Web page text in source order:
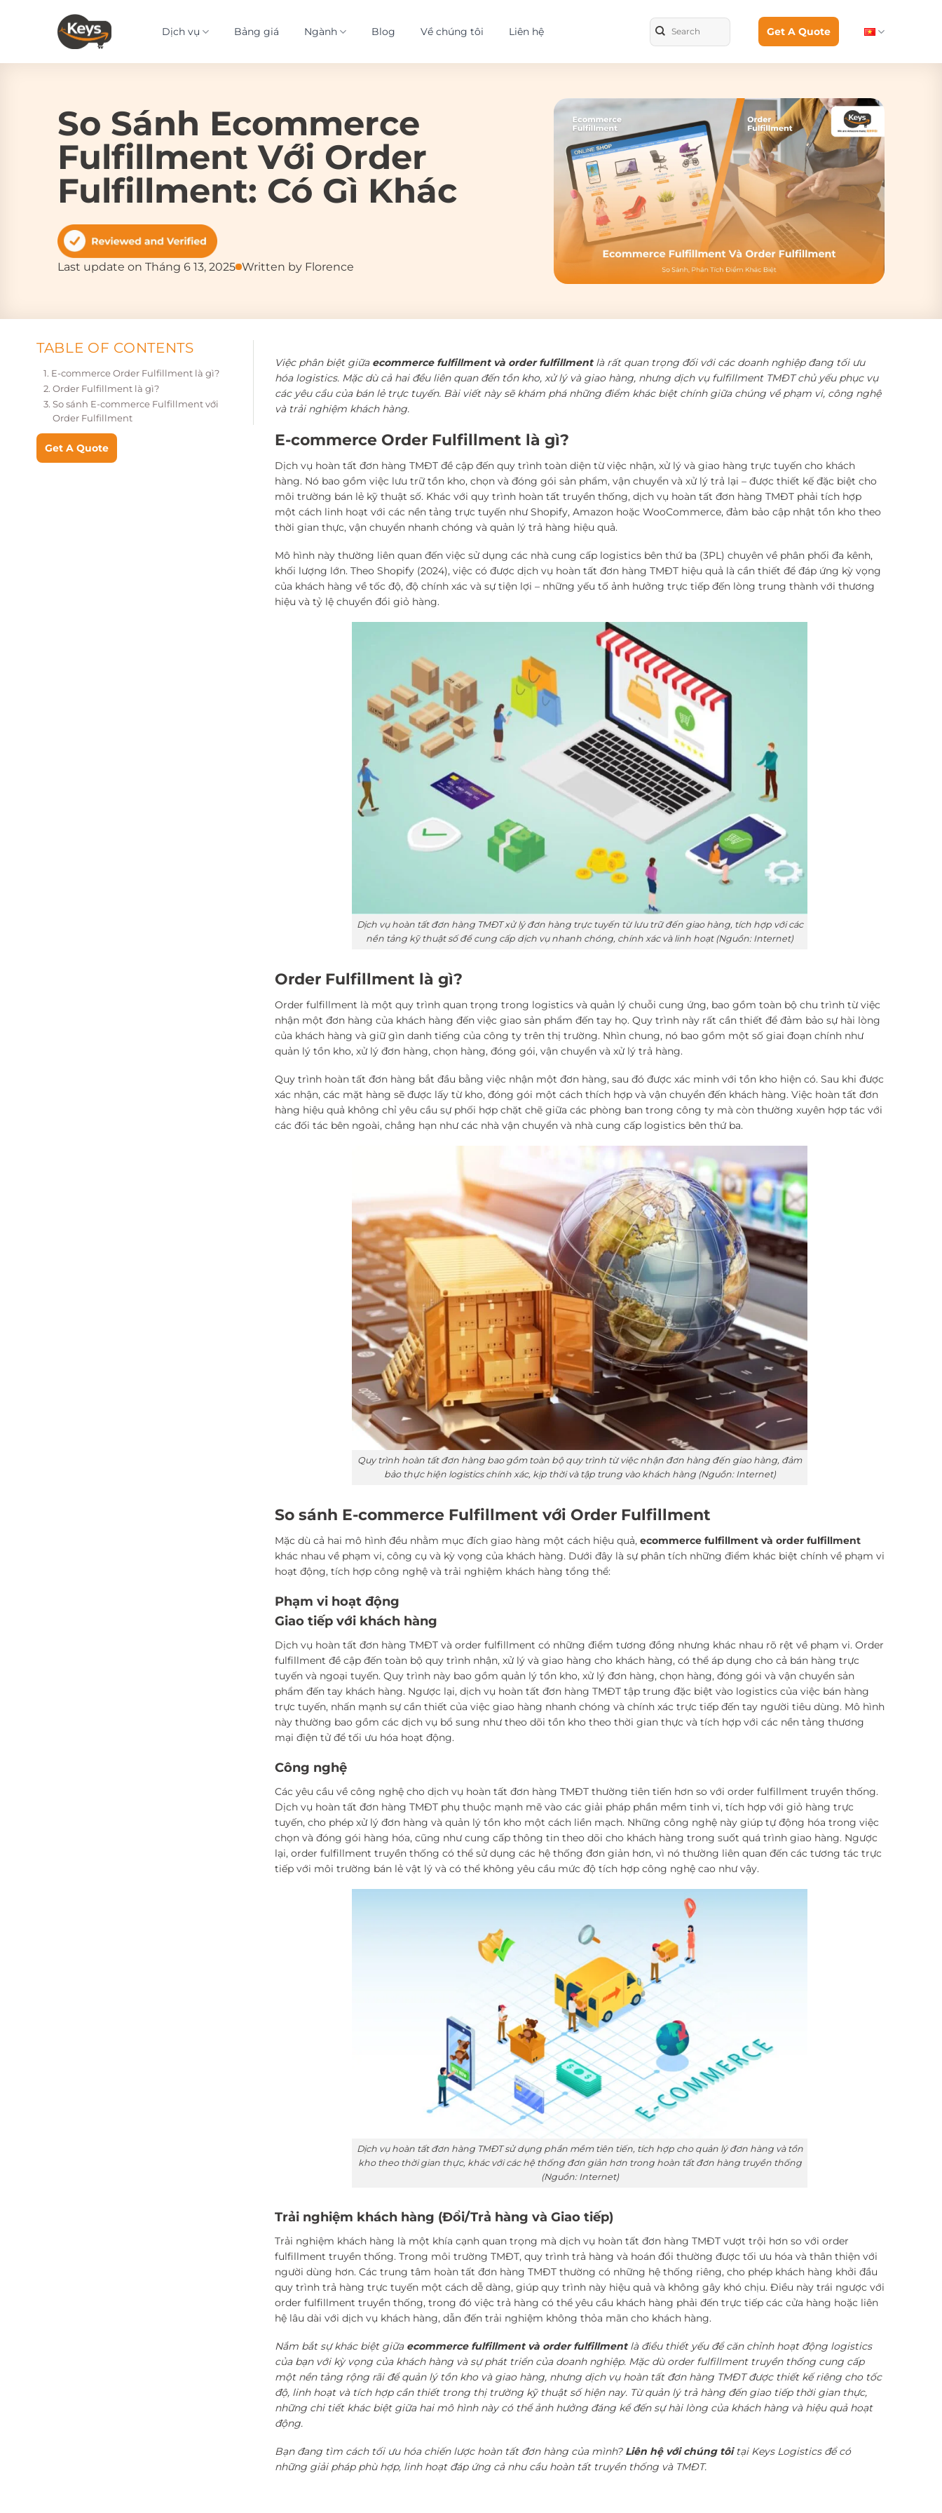
Dịch vụ Bảng giá Ngành Blog Về chúng tôi Liên hệ Get A Quote
So Sánh Ecommerce
Fulfillment Với Order
Fulfillment: Có Gì Khác
Last update on Tháng 6 13, 2025 Written by Florence
TABLE OF CONTENTS
E-commerce Order Fulfillment là gì?
Order Fulfillment là gì?
So sánh E-commerce Fulfillment với
Order Fulfillment
Get A Quote
Việc phân biệt giữa ecommerce fulfillment và order fulfillmentlà rất quan trọng đối với các doanh nghiệp đang tối ưu
hóa logistics. Mặc dù cả hai đều liên quan đến tồn kho, xử lý và giao hàng, nhưng dịch vụ fulfillment TMĐT chủ yếu phục vụ
các yêu cầu của bán lẻ trực tuyến. Bài viết này sẽ khám phá những điểm khác biệt chính giữa chúng về phạm vi, công nghệ
và trải nghiệm khách hàng.
E-commerce Order Fulfillment là gì?
Dịch vụ hoàn tất đơn hàng TMĐT đề cập đến quy trình toàn diện từ việc nhận, xử lý và giao hàng trực tuyến cho khách
hàng. Nó bao gồm việc lưu trữ tồn kho, chọn và đóng gói sản phẩm, vận chuyển và xử lý trả lại – được thiết kế đặc biệt cho
môi trường bán lẻ kỹ thuật số. Khác với quy trình hoàn tất truyền thống, dịch vụ hoàn tất đơn hàng TMĐT phải tích hợp
một cách linh hoạt với các nền tảng trực tuyến như Shopify, Amazon hoặc WooCommerce, đảm bảo cập nhật tồn kho theo
thời gian thực, vận chuyển nhanh chóng và quản lý trả hàng hiệu quả.
Mô hình này thường liên quan đến việc sử dụng các nhà cung cấp logistics bên thứ ba (3PL) chuyên về phân phối đa kênh,
khối lượng lớn. Theo Shopify (2024), việc có được dịch vụ hoàn tất đơn hàng TMĐT hiệu quả là cần thiết để đáp ứng kỳ vọng
của khách hàng về tốc độ, độ chính xác và sự tiện lợi – những yếu tố ảnh hưởng trực tiếp đến lòng trung thành với thương
hiệu và tỷ lệ chuyển đổi giỏ hàng.
Dịch vụ hoàn tất đơn hàng TMĐT xử lý đơn hàng trực tuyến từ lưu trữ đến giao hàng, tích hợp với các
nền tảng kỹ thuật số để cung cấp dịch vụ nhanh chóng, chính xác và linh hoạt (Nguồn: Internet)
Order Fulfillment là gì?
Order fulfillment là một quy trình quan trọng trong logistics và quản lý chuỗi cung ứng, bao gồm toàn bộ chu trình từ việc
nhận một đơn hàng của khách hàng đến việc giao sản phẩm đến tay họ. Quy trình này rất cần thiết để đảm bảo sự hài lòng
của khách hàng và giữ gìn danh tiếng của công ty trên thị trường. Nhìn chung, nó bao gồm một số giai đoạn chính như
quản lý tồn kho, xử lý đơn hàng, chọn hàng, đóng gói, vận chuyển và xử lý trả hàng.
Quy trình hoàn tất đơn hàng bắt đầu bằng việc nhận một đơn hàng, sau đó được xác minh với tồn kho hiện có. Sau khi được
xác nhận, các mặt hàng sẽ được lấy từ kho, đóng gói một cách thích hợp và vận chuyển đến khách hàng. Việc hoàn tất đơn
hàng hiệu quả không chỉ yêu cầu sự phối hợp chặt chẽ giữa các phòng ban trong công ty mà còn thường xuyên hợp tác với
các đối tác bên ngoài, chẳng hạn như các nhà vận chuyển và nhà cung cấp logistics bên thứ ba.
Quy trình hoàn tất đơn hàng bao gồm toàn bộ quy trình từ việc nhận đơn hàng đến giao hàng, đảm
bảo thực hiện logistics chính xác, kịp thời và tập trung vào khách hàng (Nguồn: Internet)
So sánh E-commerce Fulfillment với Order Fulfillment
Mặc dù cả hai mô hình đều nhằm mục đích giao hàng một cách hiệu quả, ecommerce fulfillment và order fulfillment
khác nhau về phạm vi, công cụ và kỳ vọng của khách hàng. Dưới đây là sự phân tích những điểm khác biệt chính về phạm vi
hoạt động, tích hợp công nghệ và trải nghiệm khách hàng tổng thể:
Phạm vi hoạt động
Giao tiếp với khách hàng
Dịch vụ hoàn tất đơn hàng TMĐT và order fulfillment có những điểm tương đồng nhưng khác nhau rõ rệt về phạm vi. Order
fulfillment đề cập đến toàn bộ quy trình nhận, xử lý và giao hàng cho khách hàng, có thể áp dụng cho cả bán hàng trực
tuyến và ngoại tuyến. Quy trình này bao gồm quản lý tồn kho, xử lý đơn hàng, chọn hàng, đóng gói và vận chuyển sản
phẩm đến tay khách hàng. Ngược lại, dịch vụ hoàn tất đơn hàng TMĐT tập trung đặc biệt vào logistics của việc bán hàng
trực tuyến, nhấn mạnh sự cần thiết của việc giao hàng nhanh chóng và chính xác trực tiếp đến tay người tiêu dùng. Mô hình
này thường bao gồm các dịch vụ bổ sung như theo dõi tồn kho theo thời gian thực và tích hợp với các nền tảng thương
mại điện tử để tối ưu hóa hoạt động.
Công nghệ
Các yêu cầu về công nghệ cho dịch vụ hoàn tất đơn hàng TMĐT thường tiên tiến hơn so với order fulfillment truyền thống.
Dịch vụ hoàn tất đơn hàng TMĐT phụ thuộc mạnh mẽ vào các giải pháp phần mềm tinh vi, tích hợp với giỏ hàng trực
tuyến, cho phép xử lý đơn hàng và quản lý tồn kho một cách liền mạch. Những công nghệ này giúp tự động hóa trong việc
chọn và đóng gói hàng hóa, cũng như cung cấp thông tin theo dõi cho khách hàng trong suốt quá trình giao hàng. Ngược
lại, order fulfillment truyền thống có thể sử dụng các hệ thống đơn giản hơn, vì nó thường liên quan đến các tương tác trực
tiếp với môi trường bán lẻ vật lý và có thể không yêu cầu mức độ tích hợp công nghệ cao như vậy.
Dịch vụ hoàn tất đơn hàng TMĐT sử dụng phần mềm tiên tiến, tích hợp cho quản lý đơn hàng và tồn
kho theo thời gian thực, khác với các hệ thống đơn giản hơn trong hoàn tất đơn hàng truyền thống
(Nguồn: Internet)
Trải nghiệm khách hàng (Đổi/Trả hàng và Giao tiếp)
Trải nghiệm khách hàng là một khía cạnh quan trọng mà dịch vụ hoàn tất đơn hàng TMĐT vượt trội hơn so với order
fulfillment truyền thống. Trong môi trường TMĐT, quy trình trả hàng và hoán đổi thường được tối ưu hóa và thân thiện với
người dùng hơn. Các trung tâm hoàn tất đơn hàng TMĐT thường có những hệ thống riêng, cho phép khách hàng khởi đầu
quy trình trả hàng trực tuyến một cách dễ dàng, giúp quy trình này hiệu quả và không gây khó chịu. Điều này trái ngược với
order fulfillment truyền thống, trong đó việc trả hàng có thể yêu cầu khách hàng phải đến trực tiếp các cửa hàng hoặc liên
hệ lâu dài với dịch vụ khách hàng, dẫn đến trải nghiệm không thỏa mãn cho khách hàng.
Nắm bắt sự khác biệt giữa ecommerce fulfillment và order fulfillmentlà điều thiết yếu để căn chỉnh hoạt động logistics
của bạn với kỳ vọng của khách hàng và sự phát triển của doanh nghiệp. Mặc dù order fulfillment truyền thống cung cấp
một nền tảng rộng rãi để quản lý tồn kho và giao hàng, nhưng dịch vụ hoàn tất đơn hàng TMĐT được thiết kế riêng cho tốc
độ, linh hoạt và tích hợp cần thiết trong thị trường kỹ thuật số hiện nay. Từ quản lý trả hàng đến giao tiếp thời gian thực,
những chi tiết khác biệt giữa hai mô hình này có thể ảnh hưởng đáng kể đến sự hài lòng của khách hàng và hiệu quả hoạt
động.
Bạn đang tìm cách tối ưu hóa chiến lược hoàn tất đơn hàng của mình? Liên hệ với chúng tôitại Keys Logistics để có
những giải pháp phù hợp, linh hoạt đáp ứng cả nhu cầu hoàn tất truyền thống và TMĐT.